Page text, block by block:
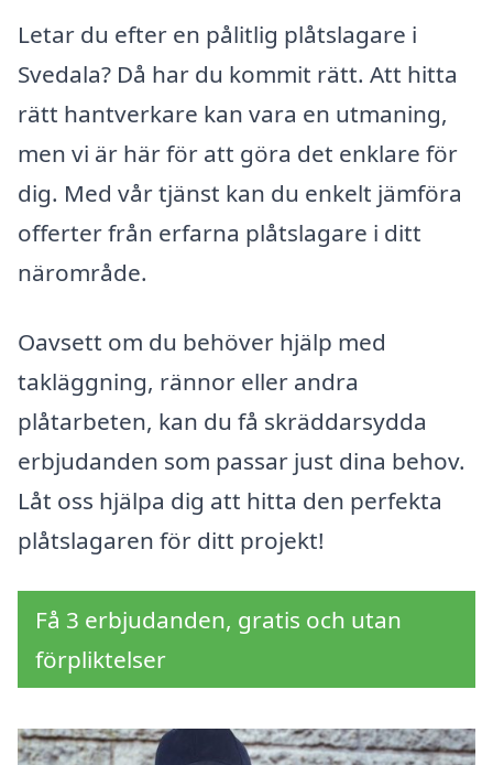
Letar du efter en pålitlig plåtslagare i
Svedala? Då har du kommit rätt. Att hitta
rätt hantverkare kan vara en utmaning,
men vi är här för att göra det enklare för
dig. Med vår tjänst kan du enkelt jämföra
offerter från erfarna plåtslagare i ditt
närområde.
Oavsett om du behöver hjälp med
takläggning, rännor eller andra
plåtarbeten, kan du få skräddarsydda
erbjudanden som passar just dina behov.
Låt oss hjälpa dig att hitta den perfekta
plåtslagaren för ditt projekt!
Få 3 erbjudanden, gratis och utan
förpliktelser